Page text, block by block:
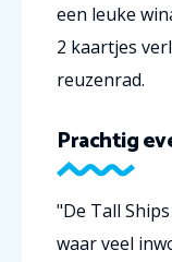
een leuke
2 kaartjes
reuzenrad.
Prachtig
"De Tall
waar veel